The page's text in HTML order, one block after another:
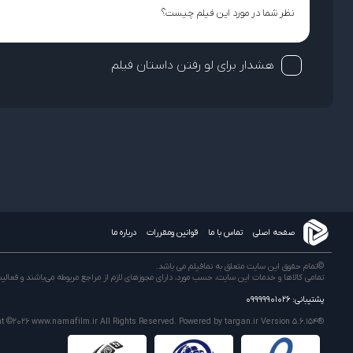
هشدار برای لو رفتن داستان فیلم
صفحه اصلی تماس با ما قوانین ومقررات درباره ما
©تمام حقوق این سایت متعلق به نمافیلم می باشد.
تمامی كالاها و خدمات این سایت، حسب مورد، دارای مجوزهای لازم از مراجع مربوطه می‌باشند و
پشتیبانی: 09999901026
©2026www.namafilm.ir All Rights Reserved. Powered bytargan.ir Version 5.6.154®